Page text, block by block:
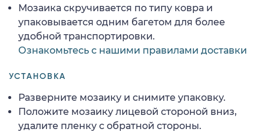
Мозаика скручивается по типу ковра и
упаковывается одним багетом для более
удобной транспортировки.
Ознакомьтесь с нашими правилами доставки
УСТАНОВКА
Разверните мозаику и снимите упаковку.
Положите мозаику лицевой стороной вниз,
удалите пленку с обратной стороны.